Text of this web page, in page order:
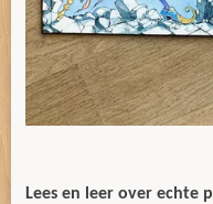
Lees en leer over echte